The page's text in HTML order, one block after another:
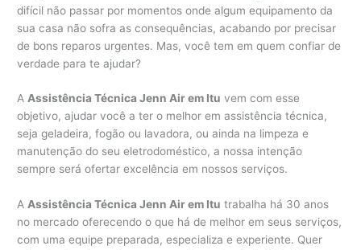
difícil não passar por momentos onde algum equipamento da
sua casa não sofra as consequências, acabando por precisar
de bons reparos urgentes. Mas, você tem em quem confiar de
verdade para te ajudar?
AAssistência Técnica Jenn Air em Itu vem com esse
objetivo, ajudar você a ter o melhor em assistência técnica,
seja geladeira, fogão ou lavadora, ou ainda na limpeza e
manutenção do seu eletrodoméstico, a nossa intenção
sempre será ofertar excelência em nossos serviços.
AAssistência Técnica Jenn Air em Itu trabalha há 30 anos
no mercado oferecendo o que há de melhor em seus serviços,
com uma equipe preparada, especializa e experiente. Quer